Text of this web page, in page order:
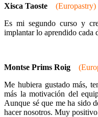
Xisca Taoste
Es mi segundo curso y
implantar lo aprendido
Montse Prims Roig
Me hubiera gustado más,
más la motivación del
Aunque sé que me ha sido
hacer nosotros.